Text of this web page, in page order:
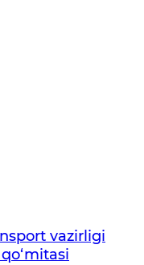
vazirligi